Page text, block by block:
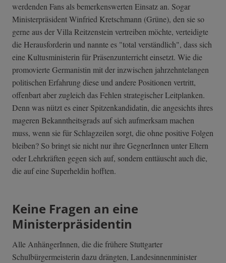
werdenden Fans als bemerkenswerten Einsatz an. Sogar
Ministerpräsident Winfried Kretschmann (Grüne), den sie so
gerne aus der Villa Reitzenstein vertreiben möchte, verteidigte
die Herausforderin und nannte es "total verständlich", dass sich
eine Kultusministerin für Präsenzunterricht einsetzt. Wie die
promovierte Germanistin mit der inzwischen jahrzehntelangen
politischen Erfahrung diese und andere Positionen vertritt,
offenbart aber zugleich das Fehlen strategischer Leitplanken.
Denn was nützt es einer Spitzenkandidatin, die angesichts ihres
mageren Bekanntheitsgrads auf sich aufmerksam machen
muss, wenn sie für Schlagzeilen sorgt, die ohne positive Folgen
bleiben? So bringt sie nicht nur ihre GegnerInnen unter Eltern
oder Lehrkräften gegen sich auf, sondern enttäuscht auch die,
die auf eine Superheldin hofften.
Keine Fragen an eine
Ministerpräsidentin
Alle AnhängerInnen, die die frühere Stuttgarter
Schulbürgermeisterin dazu drängten, Landesinnenminister